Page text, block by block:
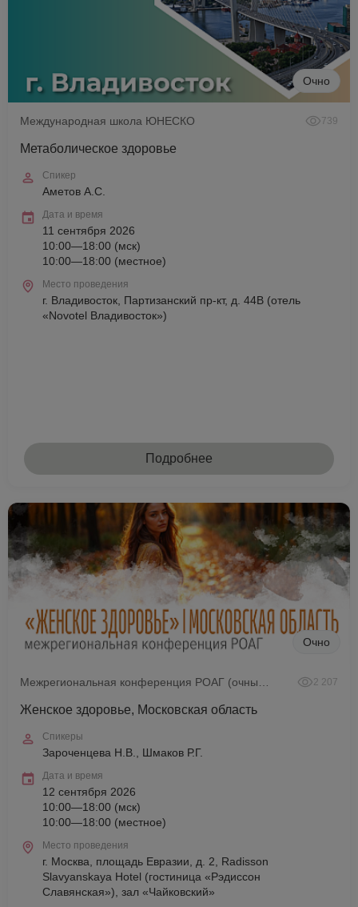
Очно
Международная школа ЮНЕСКО 739
Метаболическое здоровье
Спикер
Аметов А.С.
Дата и время
11 сентября 2026
10:00—18:00 (мск)
10:00—18:00 (местное)
Место проведения
г. Владивосток, Партизанский пр-кт, д. 44В (отель
«Novotel Владивосток»)
Подробнее
Очно
2 207
Женское здоровье, Московская область
Спикеры
Зароченцева Н.В., Шмаков Р.Г.
Дата и время
12 сентября 2026
10:00—18:00 (мск)
10:00—18:00 (местное)
Место проведения
г. Москва, площадь Евразии, д. 2, Radisson
Slavyanskaya Hotel (гостиница «Рэдиссон
Славянская»), зал «Чайковский»